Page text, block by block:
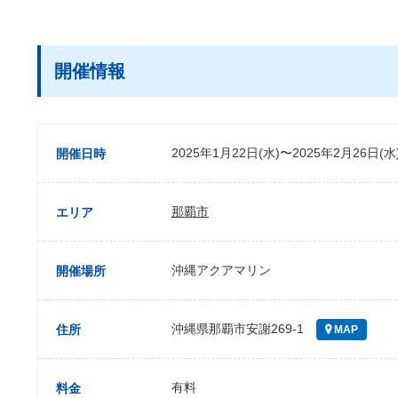
開催情報
開催日時 2025年1月22日(水)〜2025年2月26日(
エリア 那覇市
開催場所 沖縄アクアマリン
住所 沖縄県那覇市安謝269-1 MAP
料金 有料